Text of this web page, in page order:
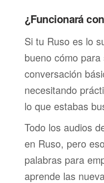
¿Funcionará
Si tu Ruso es lo
bueno cómo
conversación
necesitando
lo que estabas
Todo los audios
en Ruso, pero
palabras para
aprende las